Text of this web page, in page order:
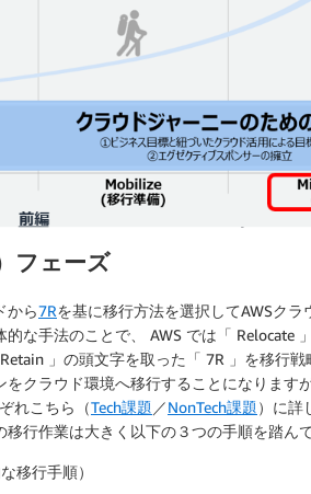
フェーズ
から7Rを基に移行方法を選択してAWSク
的な手法のことで、 AWS では「 Relocate
」の頭文字を取った「 7R 」を移行
をクラウド環境へ移行することになります
れこちら（Tech課題 ／NonTech課題）に詳
行作業は大きく以下の３つの手順を踏ん
移行手順）